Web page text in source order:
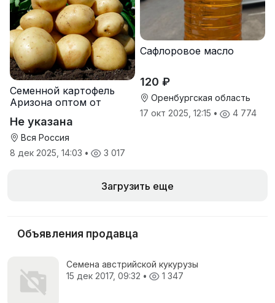
Семенной картофель
Аризона оптом от
Не указана
Вся Россия
8 дек 2025, 14:03 • 3 017
Сафлоровое масло
120 ₽
Оренбургская область
17 окт 2025, 12:15 • 4 774
Загрузить еще
Объявления продавца
Семена австрийской кукурузы
15 дек 2017, 09:32 • 1 347